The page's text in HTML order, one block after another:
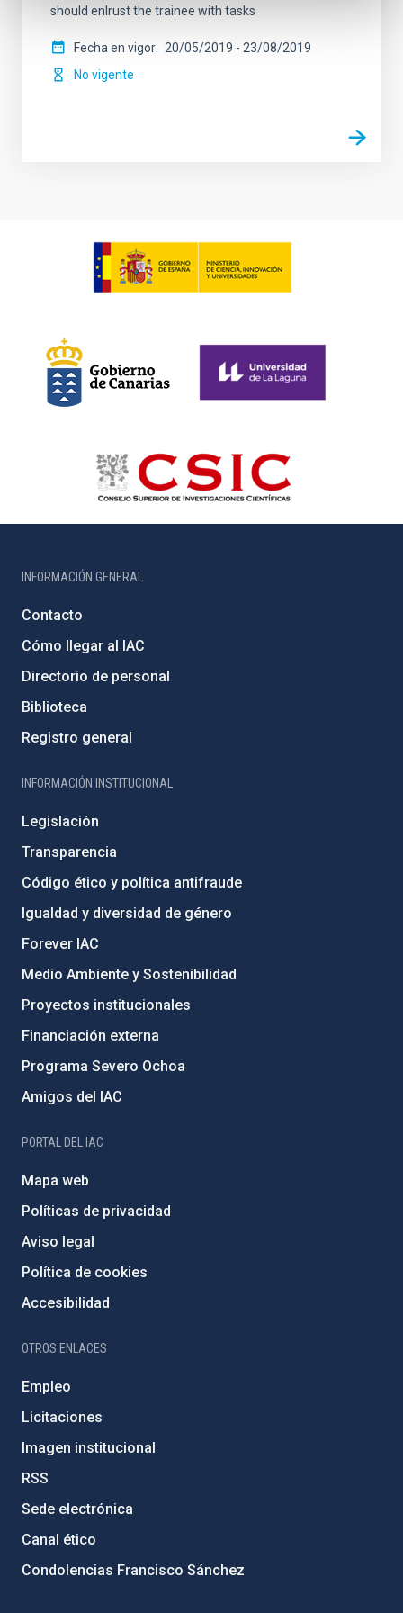
should enlrust the trainee with tasks
Fecha en vigor 20/05/2019 - 23/08/2019
No vigente
INFORMACIÓN GENERAL
Contacto
Cómo llegar al IAC
Directorio de personal
Biblioteca
Registro general
INFORMACIÓN INSTITUCIONAL
Legislación
Transparencia
Código ético y política antifraude
Igualdad y diversidad de género
Forever IAC
Medio Ambiente y Sostenibilidad
Proyectos institucionales
Financiación externa
Programa Severo Ochoa
Amigos del IAC
PORTAL DEL IAC
Mapa web
Políticas de privacidad
Aviso legal
Política de cookies
Accesibilidad
OTROS ENLACES
Empleo
Licitaciones
Imagen institucional
RSS
Sede electrónica
Canal ético
Condolencias Francisco Sánchez